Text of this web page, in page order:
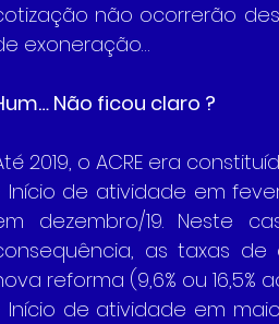
não ocorrerão
exoneração…
Não ficou claro ?
2019, o ACRE era
Início de atividade em
dezembro/19. Neste
as taxas
reforma (9,6% ou 16,5%
Início de atividade em